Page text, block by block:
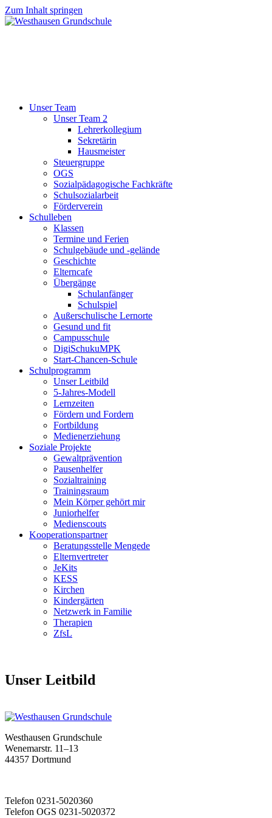
Zum Inhalt springen
Unser Team
Unser Team 2
Lehrerkollegium
Sekretärin
Hausmeister
Steuergruppe
OGS
Sozialpädagogische Fachkräfte
Schulsozialarbeit
Förderverein
Schulleben
Klassen
Termine und Ferien
Schulgebäude und -gelände
Geschichte
Elterncafe
Übergänge
Schulanfänger
Schulspiel
Außerschulische Lernorte
Gesund und fit
Campusschule
DigiSchukuMPK
Start-Chancen-Schule
Schulprogramm
Unser Leitbild
5-Jahres-Modell
Lernzeiten
Fördern und Fordern
Fortbildung
Medienerziehung
Soziale Projekte
Gewaltprävention
Pausenhelfer
Sozialtraining
Trainingsraum
Mein Körper gehört mir
Juniorhelfer
Medienscouts
Kooperationspartner
Beratungsstelle Mengede
Elternvertreter
JeKits
KESS
Kirchen
Kindergärten
Netzwerk in Familie
Therapien
ZfsL
Unser Leitbild
Westhausen Grundschule
Wenemarstr. 11–13
44357 Dortmund
Telefon 0231-5020360
Telefon OGS 0231-5020372